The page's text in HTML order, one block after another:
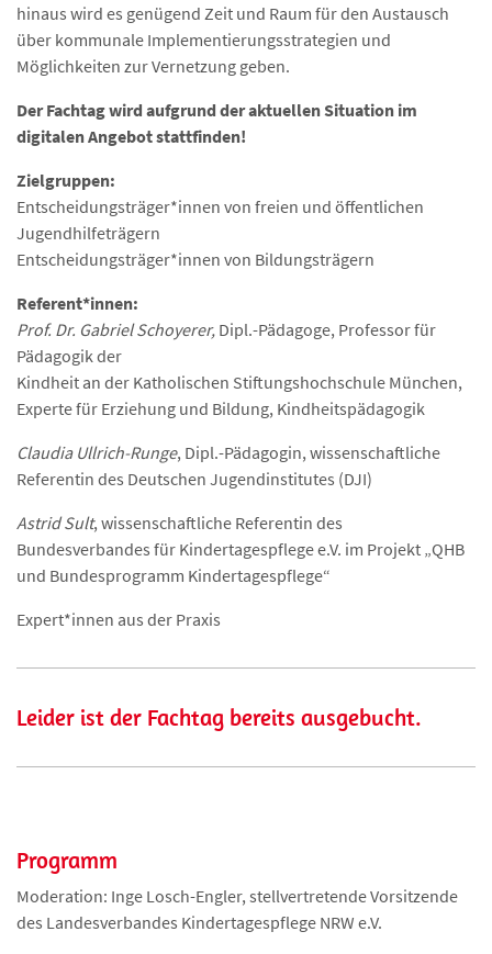
hinaus wird es genügend Zeit und Raum für den Austausch
über kommunale Implementierungsstrategien und
Möglichkeiten zur Vernetzung geben.
Der Fachtag wird aufgrund der aktuellen Situation im
digitalen Angebot stattfinden!
Zielgruppen:
Entscheidungsträger*innen von freien und öffentlichen
Jugendhilfeträgern
Entscheidungsträger*innen von Bildungsträgern
Referent*innen:
Prof. Dr. Gabriel Schoyerer, Dipl.-Pädagoge, Professor für
Pädagogik der
Kindheit an der Katholischen Stiftungshochschule München,
Experte für Erziehung und Bildung, Kindheitspädagogik
Claudia Ullrich-Runge, Dipl.-Pädagogin, wissenschaftliche
Referentin des Deutschen Jugendinstitutes (DJI)
Astrid Sult, wissenschaftliche Referentin des
Bundesverbandes für Kindertagespflege e.V. im Projekt „QHB
und Bundesprogramm Kindertagespflege“
Expert*innen aus der Praxis
Leider ist der Fachtag bereits ausgebucht.
Programm
Moderation: Inge Losch-Engler, stellvertretende Vorsitzende
des Landesverbandes Kindertagespflege NRW e.V.